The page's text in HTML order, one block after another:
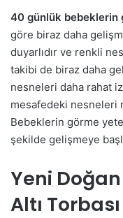
40 günlük bebeklerin
göre biraz daha
duyarlıdır ve renkli
takibi de biraz daha
nesneleri daha rahat
mesafedeki nesneleri
Bebeklerin görme
şekilde gelişmeye
Yeni
Altı Torbası